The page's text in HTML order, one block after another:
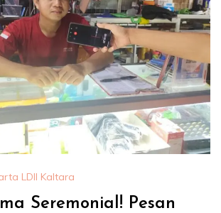
LDII Kaltara
Seremonial! Pesan